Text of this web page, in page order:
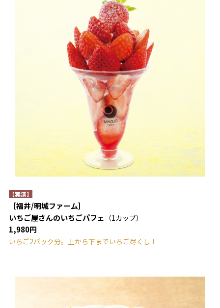
【実演】
［福井/明城ファーム］
いちご屋さんのいちごパフェ
（1カップ）
1,980円
いちご2パック分。上から下までいちご尽くし！